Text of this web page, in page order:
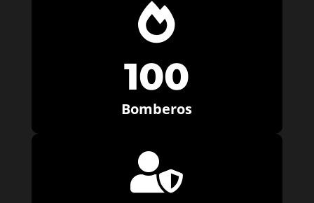

100
Bomberos
